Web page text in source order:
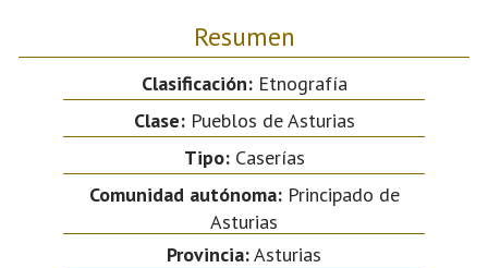
Resumen
Clasificación:Etnografía
Clase:Pueblos de Asturias
Tipo:Caserías
Comunidad autónoma:Principado de
Asturias
Provincia:Asturias